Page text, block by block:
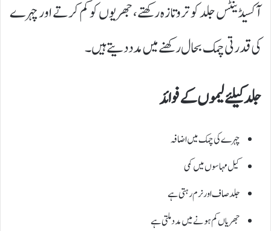
آکسیڈینٹس جلد کو تروتازہ رکھتے، جھریوں کو کم کرتے اور چہرے
کی قدرتی چمک بحال رکھنے میں مدد دیتے ہیں۔
جلد کیلئے لیموں کے فوائد
چہرے کی چمک میں اضافہ
کیل مہاسوں میں کمی
جلد صاف اور نرم رہتی ہے
جھریاں کم ہونے میں مدد ملتی ہے